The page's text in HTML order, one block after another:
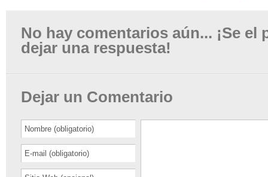
No hay comentarios aún... ¡Se el
dejar una respuesta!
Dejar un Comentario